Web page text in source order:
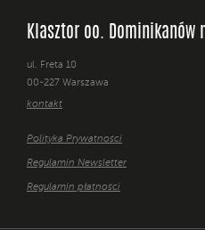
Klasztor oo. Dominikanów
ul. Freta 10
00-227 Warszawa
kontakt
Polityka Prywatności
Regulamin Newsletter
Regulamin płatności